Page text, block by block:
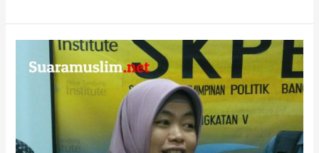
Direktur
INDEF:
Tenaga
Kita